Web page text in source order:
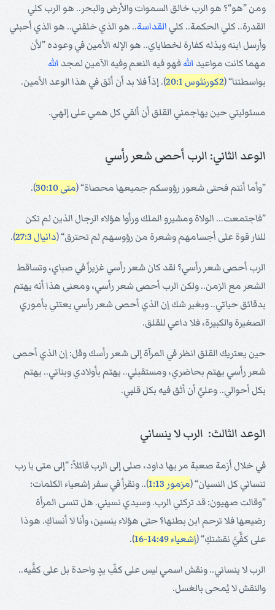
ومن ”هو“؟ هو الرب خالق السموات والأرض والبحر.. هو الرب كلي
القدرة.. كلي الحكمة.. كلي القداسة.. هو الذي خلقني.. هو الذي أحبني
وأرسل ابنه وبذله كفارة لخطاياي.. هو الإله الأمين في وعوده ”لأن
مهما كانت مواعيد اللهفهو فيه النعم وفيه الآمين لمجد الله
بواسطتنا“ (2كورنثوس 20:1 ). إذاً فلا بد أن أثق في هذا الوعد الأمين.
مسئوليتي حين يهاجمني القلق أن ألقي كل همي على إلهي.
الوعد الثاني: الرب أحصى شعر رأسي
”وأما أنتم فحتى شعور رؤوسكم جميعها محصاة“ (متى 30:10 ).
”فاجتمعت... الولاة ومشيرو الملك ورأوا هؤلاء الرجال الذين لم تكن
للنار قوة على أجسامهم وشعرة من رؤوسهم لم تحترق“ (دانيال 27:3 ).
الرب أحصى شعر رأسي؟ لقد كان شعر رأسي غزيراً في صباي، وتساقط
الشعر مع الزمن.. ولكن الرب أحصى شعر رأسي، ومعنى هذا أنه يهتم
بدقائق حياتي.. وبغير شك إن الذي أحصى شعر رأسي يعتني بأموري
الصغيرة والكبيرة، فلا داعي للقلق.
حين يعتريك القلق انظر في المرآة إلى شعر رأسك وقل: إن الذي أحصى
شعر رأسي يهتم بحاضري، ومستقبلي.. يهتم بأولادي وبناتي.. يهتم
بكل أحوالي.. وعليَّ أن أثق فيه بكل قلبي.
الوعد الثالث: الرب لا ينساني
في خلال أزمة صعبة مر بها داود، صلى إلى الرب قائلاً: ”إلى متى يا رب
تنساني كل النسيان“ (مزمور 1:13
).. ونقرأ في سفر إشعياء الكلمات:
”وقالت صهيون: قد تركني الرب. وسيدي نسيني. هل تنسى المرأة
رضيعها فلا ترحم ابن بطنها؟ حتى هؤلاء ينسين، وأنا لا أنساكِ. هوذا
على كفَّيَّ نقشتكِ“ (إشعياء 14:49-16 ).
الرب لا ينساني.. ونقش اسمي ليس على كفِّ يدٍ واحدة بل على كفَّيه..
والنقش لا يُمحى بالغسل.